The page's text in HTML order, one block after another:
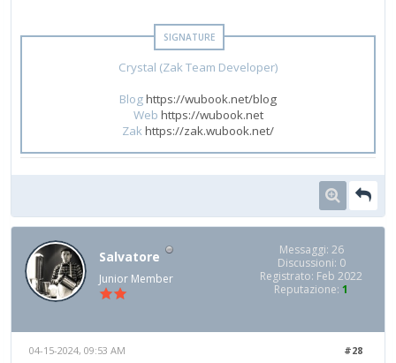
Crystal (Zak Team Developer)
Bloghttps://wubook.net/blog
Web https://wubook.net
Zakhttps://zak.wubook.net/
Salvatore
Junior Member
Messaggi: 26
Discussioni: 0
Registrato: Feb 2022
Reputazione: 1
#28
04-15-2024, 09:53 AM